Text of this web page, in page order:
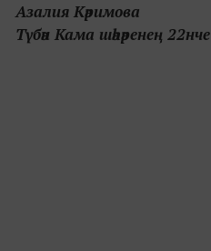
Азалия Кәримова
Түбән Кама шәһәренең